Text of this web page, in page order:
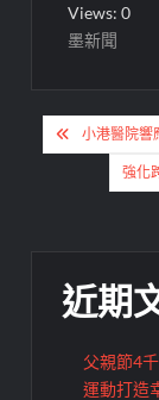
Views: 0
墨新聞
文
章
小港醫院
強化
近期
父親節4
運動打造